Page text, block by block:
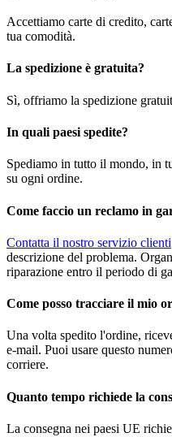
Accettiamo carte di credito,
tua comodità.
La spedizione è gratuita?
Sì, offriamo la spedizione
In quali paesi spedite?
Spediamo in tutto il mondo, in
su ogni ordine.
Come faccio un reclamo in
Contatta il nostro servizio clienti
descrizione del problema.
riparazione entro il periodo di
Come posso tracciare il mio
Una volta spedito l'ordine,
e-mail. Puoi usare questo
corriere.
Quanto tempo richiede la
La consegna nei paesi UE